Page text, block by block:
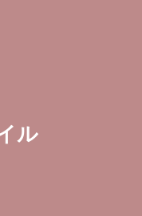
ル